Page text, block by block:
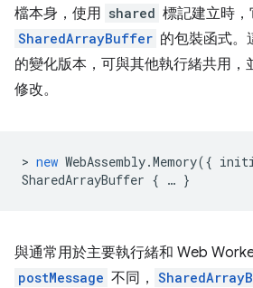
檔本身，使用 shared 標記建立時，
SharedArrayBuffer 的包裝函式。
的變化版本，可與其他執行緒共用，
修改。
> new WebAssembly.Memory({
SharedArrayBuffer { … }
與通常用於主要執行緒和 Web
postMessage 不同，